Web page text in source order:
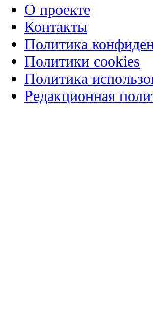
О проекте
Контакты
Политика
Политики cookies
Политика
Редакционная